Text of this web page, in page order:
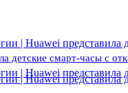
детские смарт-часы с